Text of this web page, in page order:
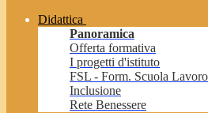
Didattica
Panoramica
Offerta formativa
I progetti d'istituto
FSL - Form. Scuola Lavoro
Inclusione
Rete Benessere